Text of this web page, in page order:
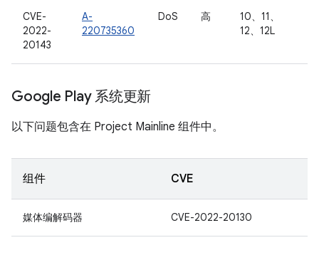
CVE-
2022-
20143
A-
220735360
DoS 高
10、11、
12、12L
Google Play 系统更新
以下问题包含在 Project Mainline 组件中。
组件 CVE
媒体编解码器 CVE-2022-20130